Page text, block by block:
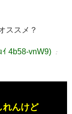
ススメ？
ｲ 4b58-vnW9) ：
れんけど